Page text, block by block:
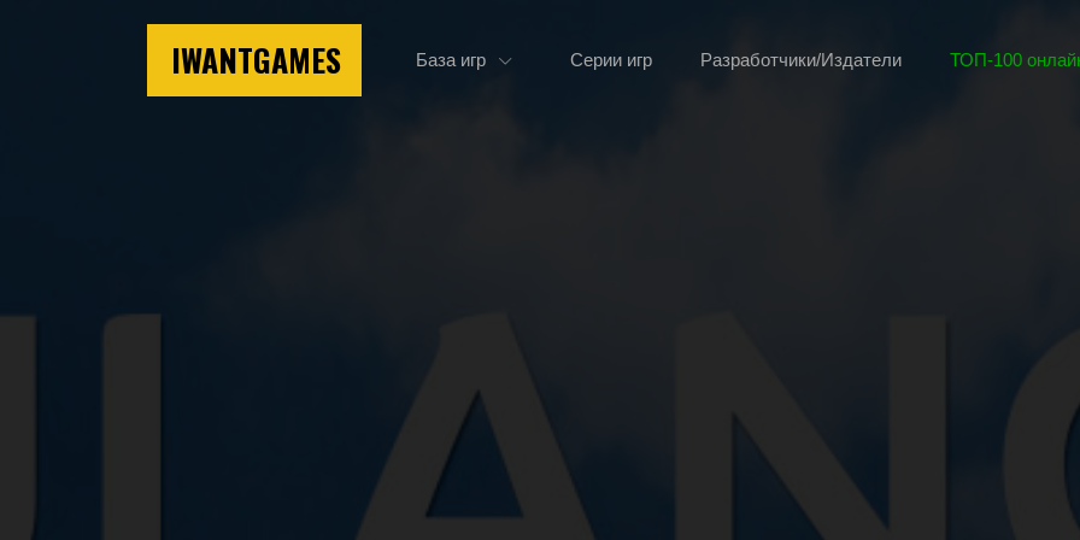
IWANTGAMES База игр Серии игр Разработчики/Издатели ТОП-100